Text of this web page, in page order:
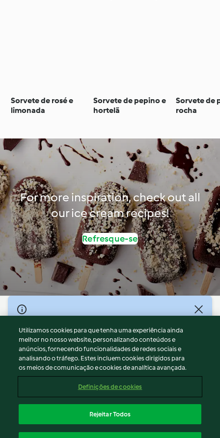
Sorvete de rosé e
limonada
Sorvete de pepino e
hortelã
Sorvete de
rocha
For more inspiration, check out all
our ice cream recipes!
Refresque-se
© Copyright 2026
Termos de Utilização
Aviso sobre Proteção de Dados
Aviso
Apoio legal
Conteúdo do relatório
Declaração de acessibilidade
Utilizamos cookies para que tenha uma experiência ainda
melhor no nosso website, personalizando conteúdos e
anúncios, fornecendo funcionalidades de redes sociais e
analisando o tráfego. Estes incluem cookies dirigidos para
os meios de comunicação e cookies de analítica avançada.
Definições de cookies
Rejeitar Todos